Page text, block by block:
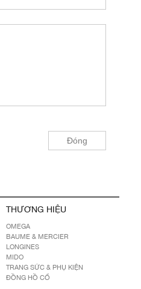
THƯƠNG HIỆU
OMEGA
BAUME & MERCIER
LONGINES
MIDO
TRANG SỨC & PHỤ KIỆN
ĐỒNG HỒ CỔ